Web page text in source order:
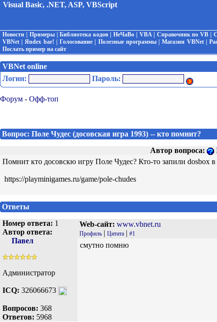
Visual Basic, .NET, ASP, VBScript
Новости Примеры|Библиотека кодов |НеЧаВо VBA| Справочник по VB |
VBNet |Яndex bar! |Голосование Полезные программы|Магазин VBNet|
Послать пример на сайт
VBNet online
Логин:
Пароль:
Форум - Офф-топ
Вопрос: Поле Чудес (досовская игра 1993) -- кто помнит?
Автор вопроса:
Помнит кто досовскю игру Поле Чудес? Кто-то запили dosbox
https://playminigames.ru/game/pole-chudes
Ответы
Номер ответа: 1
Автор ответа:
Павел
Администратор
ICQ: 326066673
Вопросов: 368
Ответов: 5968
Web-сайт: www.vbnet.ru
Профиль | Цитата | #1
смутно помню